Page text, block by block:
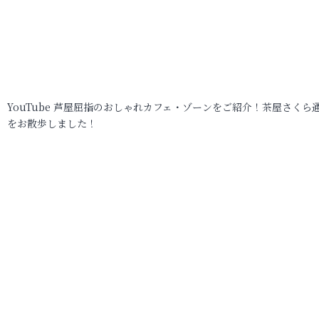
YouTube 芦屋屈指のおしゃれカフェ・ゾーンをご紹介！茶屋さくら
をお散歩しました！